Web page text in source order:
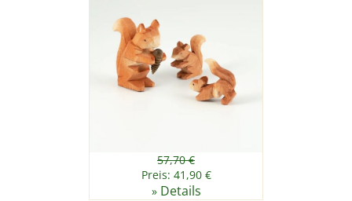
57,70 €
Preis: 41,90 €
» Details